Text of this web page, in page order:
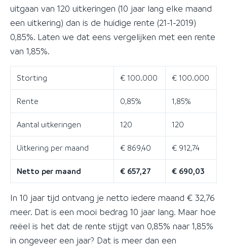
uitgaan van 120 uitkeringen (10 jaar lang elke maand
een uitkering) dan is de huidige rente (21-1-2019)
0,85%. Laten we dat eens vergelijken met een rente
van 1,85%.
Storting € 100.000 € 100.000
Rente 0,85% 1,85%
Aantal uitkeringen 120 120
Uitkering per maand € 869,40 € 912,74
Netto per maand € 657,27 € 690,03
In 10 jaar tijd ontvang je netto iedere maand € 32,76
meer. Dat is een mooi bedrag 10 jaar lang. Maar hoe
reëel is het dat de rente stijgt van 0,85% naar 1,85%
in ongeveer een jaar? Dat is meer dan een